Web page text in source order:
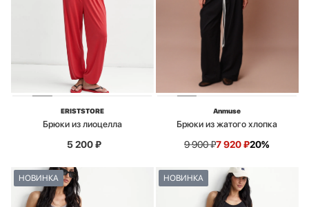
ERISTSTORE
Брюки из лиоцелла
5 200₽
Anmuse
Брюки из жатого хлопка
9 900₽7 920₽20%
НОВИНКА НОВИНКА